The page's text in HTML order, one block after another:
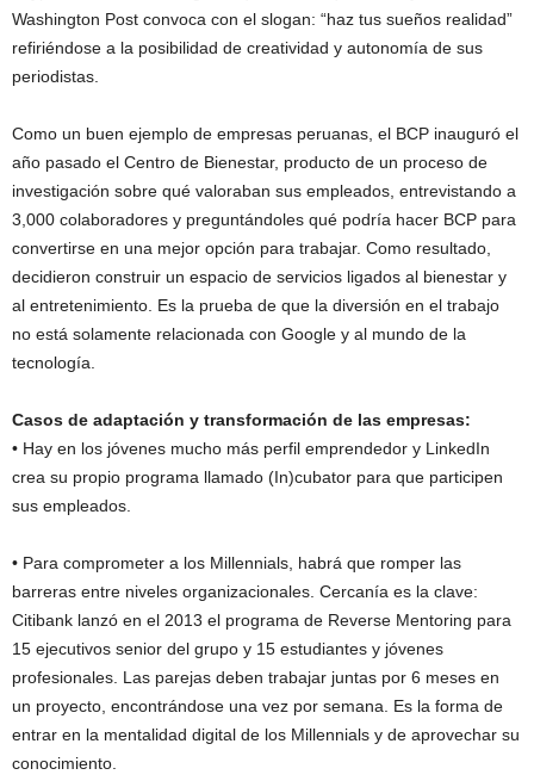
Washington Post convoca con el slogan: “haz tus sueños realidad”
refiriéndose a la posibilidad de creatividad y autonomía de sus
periodistas.
Como un buen ejemplo de empresas peruanas, el BCP inauguró el
año pasado el Centro de Bienestar, producto de un proceso de
investigación sobre qué valoraban sus empleados, entrevistando a
3,000 colaboradores y preguntándoles qué podría hacer BCP para
convertirse en una mejor opción para trabajar. Como resultado,
decidieron construir un espacio de servicios ligados al bienestar y
al entretenimiento. Es la prueba de que la diversión en el trabajo
no está solamente relacionada con Google y al mundo de la
tecnología.
Casos de adaptación y transformación de las empresas:
• Hay en los jóvenes mucho más perfil emprendedor y LinkedIn
crea su propio programa llamado (In)cubator para que participen
sus empleados.
• Para comprometer a los Millennials, habrá que romper las
barreras entre niveles organizacionales. Cercanía es la clave:
Citibank lanzó en el 2013 el programa de Reverse Mentoring para
15 ejecutivos senior del grupo y 15 estudiantes y jóvenes
profesionales. Las parejas deben trabajar juntas por 6 meses en
un proyecto, encontrándose una vez por semana. Es la forma de
entrar en la mentalidad digital de los Millennials y de aprovechar su
conocimiento.